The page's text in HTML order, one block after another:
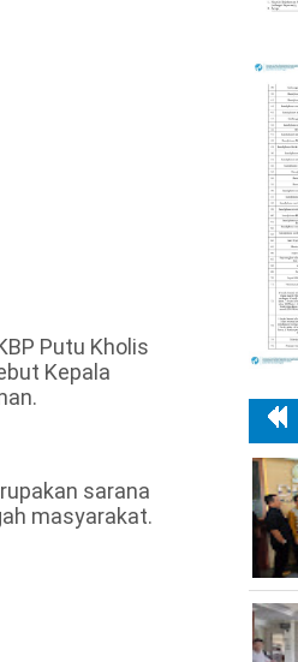
Putu Kholis
Kepala
sarana
masyarakat.